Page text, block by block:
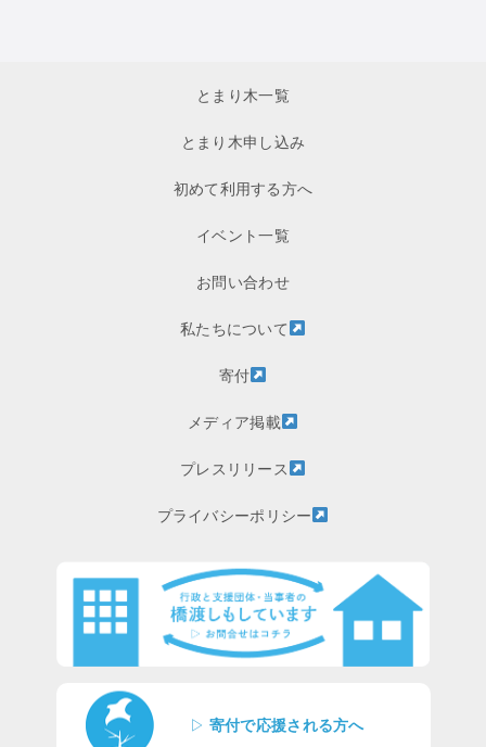
とまり木一覧
とまり木申し込み
初めて利用する方へ
イベント一覧
お問い合わせ
私たちについて
寄付
メディア掲載
プレスリリース
プライバシーポリシー
▷ 寄付で応援される方へ